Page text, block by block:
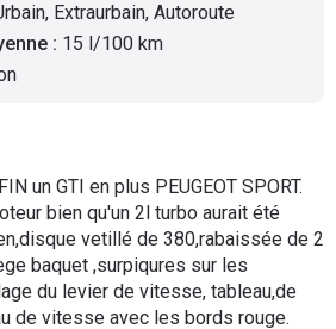
Extraurbain, Autoroute
: 15 l/100 km
un GTI en plus PEUGEOT SPORT.
bien qu'un 2l turbo aurait été
vetillé de 380,rabaissée de 2
baquet ,surpiqures sur les
du levier de vitesse, tableau,de
de vitesse avec les bords rouge.